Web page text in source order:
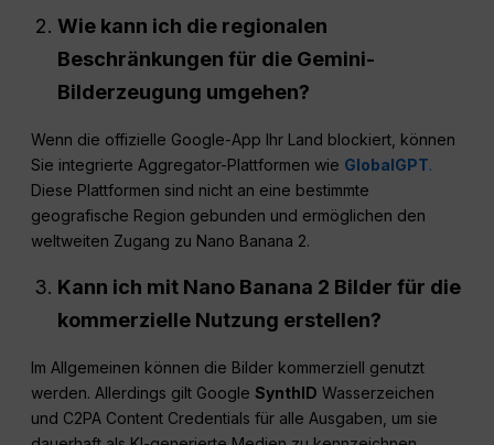
Wie kann ich die regionalen
Beschränkungen für die Gemini-
Bilderzeugung umgehen?
Wenn die offizielle Google-App Ihr Land blockiert, können
Sie integrierte Aggregator-Plattformen wie GlobalGPT.
Diese Plattformen sind nicht an eine bestimmte
geografische Region gebunden und ermöglichen den
weltweiten Zugang zu Nano Banana 2.
Kann ich mit Nano Banana 2 Bilder für die
kommerzielle Nutzung erstellen?
Im Allgemeinen können die Bilder kommerziell genutzt
werden. Allerdings gilt GoogleSynthID Wasserzeichen
und C2PA Content Credentials für alle Ausgaben, um sie